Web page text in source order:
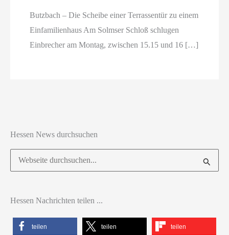
Butzbach – Die Scheibe einer Terrassentür zu einem
Einfamilienhaus Am Solmser Schloß schlugen
Einbrecher am Montag, zwischen 15.15 und 16 […]
Hessen News durchsuchen
Suchen
nach:
Hessen Nachrichten teilen ...
teilen teilen teilen